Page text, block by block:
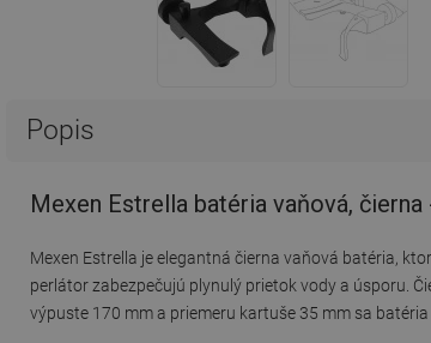
Popis
Mexen Estrella batéria vaňová, čierna
Mexen Estrella je elegantná čierna vaňová batéria,
perlátor zabezpečujú plynulý prietok vody a úsporu.
výpuste 170 mm a priemeru kartuše 35 mm sa